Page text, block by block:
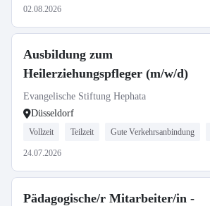
02.08.2026
Ausbildung zum
Heilerziehungspfleger (m/w/d)
Evangelische Stiftung Hephata
Düsseldorf
Vollzeit Teilzeit Gute Verkehrsanbindung
24.07.2026
Pädagogische/r Mitarbeiter/in -